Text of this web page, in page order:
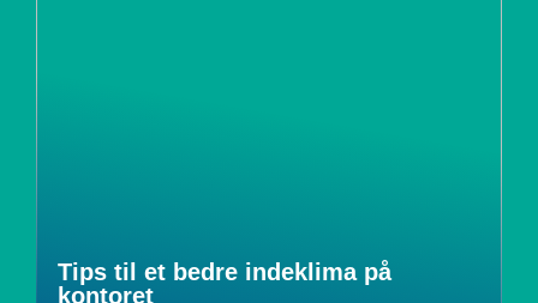
Tips til et bedre indeklima på
kontoret